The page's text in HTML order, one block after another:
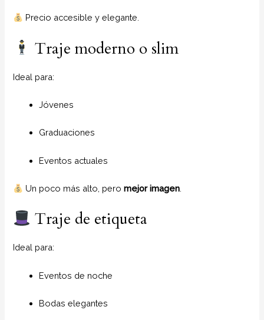
Precio accesible y elegante.
Traje moderno o slim
Ideal para:
Jóvenes
Graduaciones
Eventos actuales
Un poco más alto, peromejor imagen
Traje de etiqueta
Ideal para:
Eventos de noche
Bodas elegantes